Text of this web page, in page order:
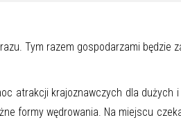
Tym razem gospodarzami
atrakcji krajoznawczych dla dużych
formy wędrowania. Na miejscu